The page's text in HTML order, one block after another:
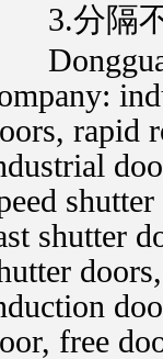
3.分隔不
rapid
shutter
free